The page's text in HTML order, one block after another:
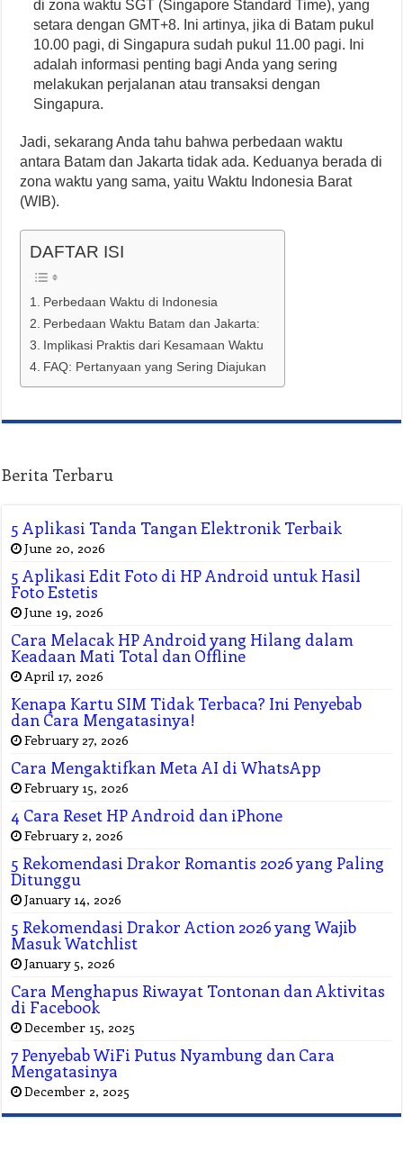
di zona waktu SGT (Singapore Standard Time), yang
setara dengan GMT+8. Ini artinya, jika di Batam pukul
10.00 pagi, di Singapura sudah pukul 11.00 pagi. Ini
adalah informasi penting bagi Anda yang sering
melakukan perjalanan atau transaksi dengan
Singapura.
Jadi, sekarang Anda tahu bahwa perbedaan waktu
antara Batam dan Jakarta tidak ada. Keduanya berada di
zona waktu yang sama, yaitu Waktu Indonesia Barat
(WIB).
DAFTAR ISI
Perbedaan Waktu di Indonesia
Perbedaan Waktu Batam dan Jakarta:
Implikasi Praktis dari Kesamaan Waktu
FAQ: Pertanyaan yang Sering Diajukan
Berita Terbaru
5 Aplikasi Tanda Tangan Elektronik Terbaik
June 20, 2026
5 Aplikasi Edit Foto di HP Android untuk Hasil
Foto Estetis
June 19, 2026
Cara Melacak HP Android yang Hilang dalam
Keadaan Mati Total dan Offline
April 17, 2026
Kenapa Kartu SIM Tidak Terbaca? Ini Penyebab
dan Cara Mengatasinya!
February 27, 2026
Cara Mengaktifkan Meta AI di WhatsApp
February 15, 2026
4 Cara Reset HP Android dan iPhone
February 2, 2026
5 Rekomendasi Drakor Romantis 2026 yang Paling
Ditunggu
January 14, 2026
5 Rekomendasi Drakor Action 2026 yang Wajib
Masuk Watchlist
January 5, 2026
Cara Menghapus Riwayat Tontonan dan Aktivitas
di Facebook
December 15, 2025
7 Penyebab WiFi Putus Nyambung dan Cara
Mengatasinya
December 2, 2025